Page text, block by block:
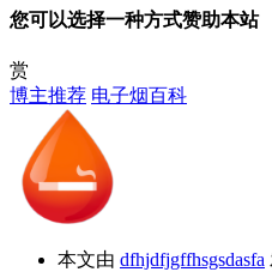
您可以选择一种方式赞助本站
赏
博主推荐 电子烟百科
本文由 dfhjdfjgffhsgsdasfa